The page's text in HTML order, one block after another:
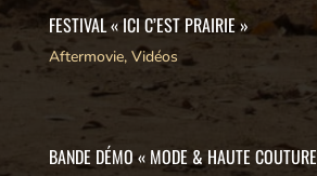
FESTIVAL « ICI C’EST PRAIRIE »
Aftermovie, Vidéos
BANDE DÉMO « MODE & HAUTE